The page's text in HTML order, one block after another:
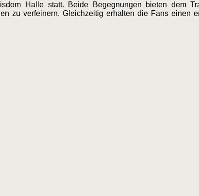
Halle statt. Beide Begegnungen bieten dem
zu verfeinern. Gleichzeitig erhalten die Fans einen